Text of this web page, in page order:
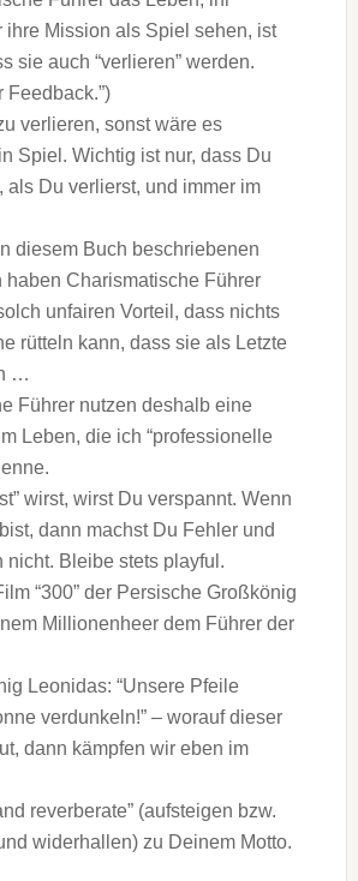
ihre Mission als Spiel sehen, ist
sie auch “verlieren” werden.
Feedback.”)
verlieren, sonst wäre es
Spiel. Wichtig ist nur, dass Du
als Du verlierst, und immer im
diesem Buch beschriebenen
haben Charismatische Führer
unfairen Vorteil, dass nichts
rütteln kann, dass sie als Letzte
…
Führer nutzen deshalb eine
Leben, die ich “professionelle
wirst, wirst Du verspannt. Wenn
dann machst Du Fehler und
nicht. Bleibe stets playful.
“300” der Persische Großkönig
Millionenheer dem Führer der
Leonidas: “Unsere Pfeile
verdunkeln!” – worauf dieser
dann kämpfen wir eben im
reverberate” (aufsteigen bzw.
widerhallen) zu Deinem Motto.